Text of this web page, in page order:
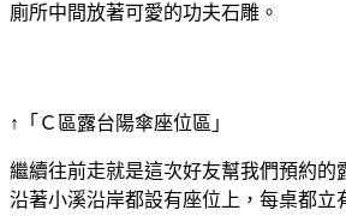
廁所中間放著可愛的功夫石雕。
↑「Ｃ區露台陽傘座位區」
繼續往前走就是這次好友幫我們預約的
沿著小溪沿岸都設有座位上，每桌都立